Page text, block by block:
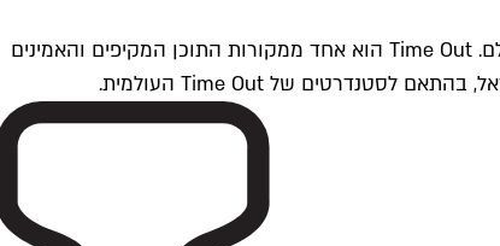
Time Outתל אביב הוא חלק מרשת Time Out Global — רשת מדיה בינלאומית הפועלת ב-360 ערים מרכזיות וב-60 מדינות ברחבי העולם. Time Out הוא אחד ממקורות התוכן המקיפים והאמינים